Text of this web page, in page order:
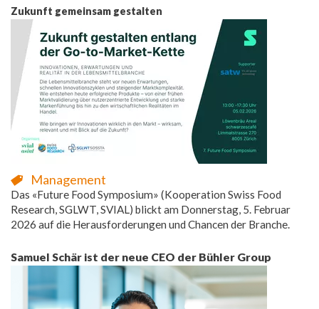
Zukunft gemeinsam gestalten
Management
Das «Future Food Symposium» (Kooperation Swiss Food
Research, SGLWT, SVIAL) blickt am Donnerstag, 5. Februar
2026 auf die Herausforderungen und Chancen der Branche.
Samuel Schär ist der neue CEO der Bühler Group